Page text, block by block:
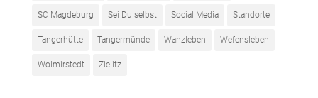
SC Magdeburg Sei Du selbst Social Media Standorte
Tangerhütte Tangermünde Wanzleben Wefensleben
Wolmirstedt Zielitz